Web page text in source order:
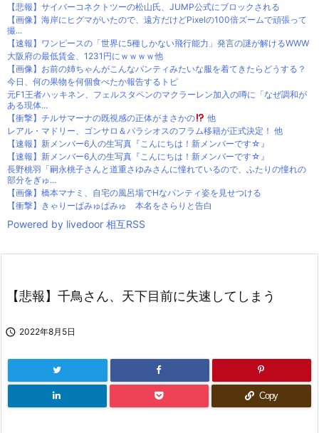
【悲報】サイバーコネクトツーの松山氏、JUMP公式にブロックされる
【画像】海岸にヒグマがいたので、遠方だけどPixelの100倍ズームで頑張って
撮...
【速報】ワンピースの「世界に5種しかない飛行能力」発言の謎が解けるWWW
大阪府の最低賃金、1231円にｗｗｗｗ他
【画像】お前の姉ちゃんがこんなパンティみたいな服を着てきたらどうする？
今日、何の果物を何個食べたか報告するトピ
元F1王者ハッキネン、フェルスタペンのマクラーレン加入の噂に「なぜ調和が
ある現体...
【衝撃】チルサマーナの既視感の正体がまさかの
他
レアル・マドリー、ゴンサロ＆パラシオスのフラム移籍が正式決定！ 他
【速報】新メンバー6人の生写真『こんにちは！新メンバーです☆』
【速報】新メンバー6人の生写真『こんにちは！新メンバーです☆』
長野桃羽「嗣永桃子さんと道重さゆみさんに憧れているので、ふたりの憧れの
部分をぎゅ...
【画像】橋本マナミ、自宅の風呂場でHなパンティ姿を見せつける
【衝撃】きゃりーぱみゅぱみゅ 本名をさらりと告白
Powered by livedoor 相互RSS
【悲報】千鳥さん、天下目前に失速してしまう
 2022年8月5日
Copy